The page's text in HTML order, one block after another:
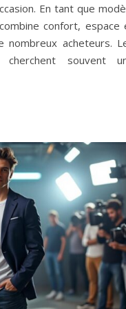
En tant que
confort, espace
acheteurs.
souvent